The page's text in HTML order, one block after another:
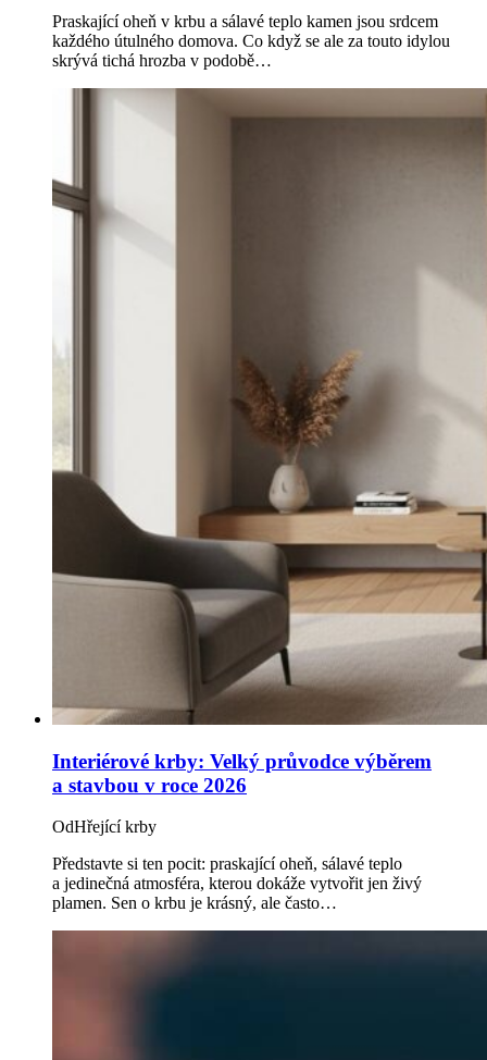
Praskající oheň v krbu a sálavé teplo kamen jsou srdcem
každého útulného domova. Co když se ale za touto idylou
skrývá tichá hrozba v podobě…
Interiérové krby: Velký průvodce výběrem
a stavbou v roce 2026
OdHřející krby
Představte si ten pocit: praskající oheň, sálavé teplo
a jedinečná atmosféra, kterou dokáže vytvořit jen živý
plamen. Sen o krbu je krásný, ale často…